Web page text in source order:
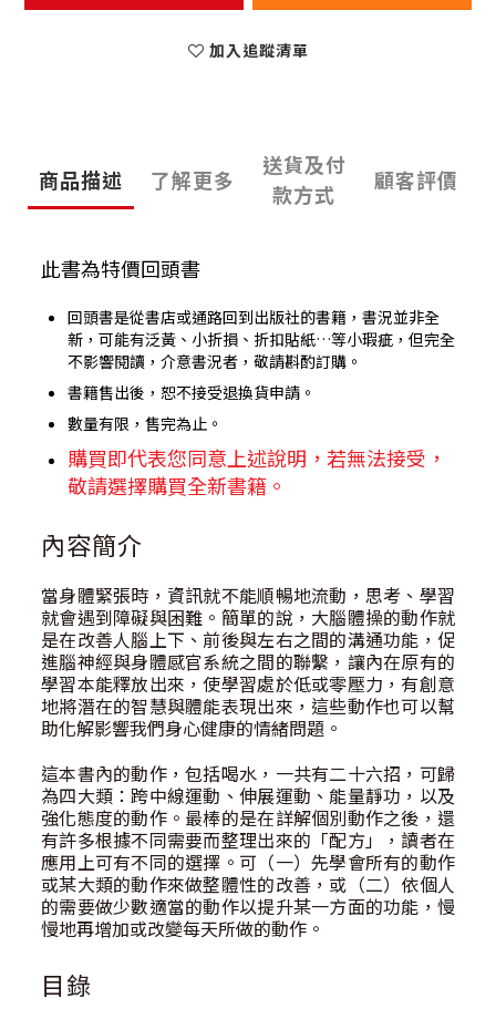
加入追蹤清單
商品描述 了解更多
送貨及付
款方式
顧客評價
此書為特價回頭書
回頭書是從書店或通路回到出版社的書籍，書況並非全
新，可能有泛黃、小折損、折扣貼紙…等小瑕疵，但完全
不影響閱讀，介意書況者，敬請斟酌訂購。
書籍售出後，恕不接受退換貨申請。
數量有限，售完為止。
購買即代表您同意上述說明，若無法接受，
敬請選擇購買全新書籍。
內容簡介
當身體緊張時，資訊就不能順暢地流動，思考、學習
就會遇到障礙與困難。簡單的說，大腦體操的動作就
是在改善人腦上下、前後與左右之間的溝通功能，促
進腦神經與身體感官系統之間的聯繫，讓內在原有的
學習本能釋放出來，使學習處於低或零壓力，有創意
地將潛在的智慧與體能表現出來，這些動作也可以幫
助化解影響我們身心健康的情緒問題。
這本書內的動作，包括喝水，一共有二十六招，可歸
為四大類：跨中線運動、伸展運動、能量靜功，以及
強化態度的動作。最棒的是在詳解個別動作之後，還
有許多根據不同需要而整理出來的「配方」，讀者在
應用上可有不同的選擇。可（一）先學會所有的動作
或某大類的動作來做整體性的改善，或（二）依個人
的需要做少數適當的動作以提升某一方面的功能，慢
慢地再增加或改變每天所做的動作。
目錄